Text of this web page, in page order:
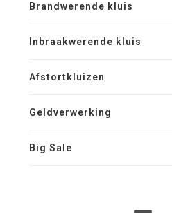
Brandwerende kluis
Inbraakwerende kluis
Afstortkluizen
Geldverwerking
Big Sale